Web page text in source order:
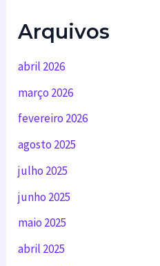
Arquivos
abril 2026
março 2026
fevereiro 2026
agosto 2025
julho 2025
junho 2025
maio 2025
abril 2025